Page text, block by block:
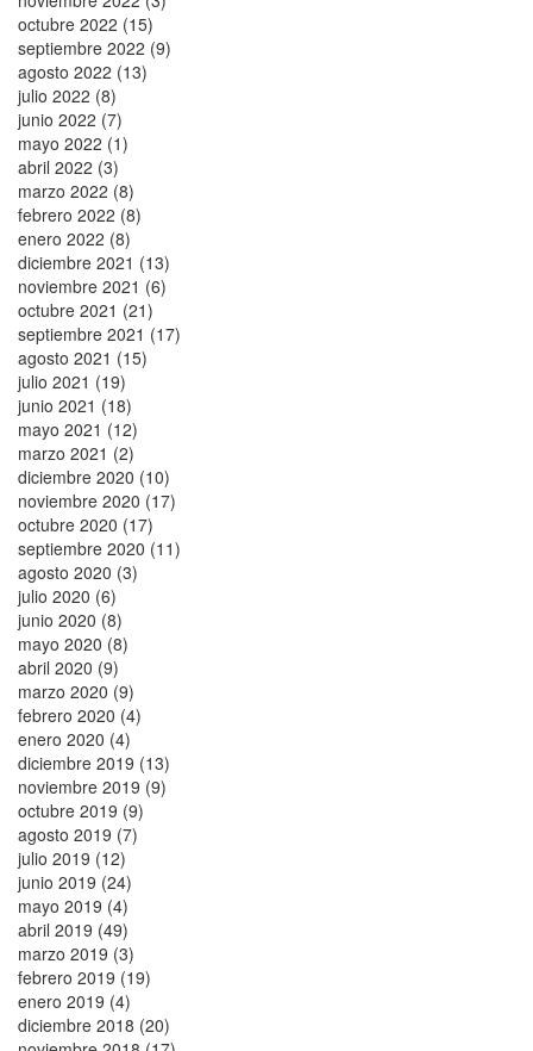
octubre 2022 (15)
septiembre 2022 (9)
agosto 2022 (13)
julio 2022 (8)
junio 2022 (7)
mayo 2022 (1)
abril 2022 (3)
marzo 2022 (8)
febrero 2022 (8)
enero 2022 (8)
diciembre 2021 (13)
noviembre 2021 (6)
octubre 2021 (21)
septiembre 2021 (17)
agosto 2021 (15)
julio 2021 (19)
junio 2021 (18)
mayo 2021 (12)
marzo 2021 (2)
diciembre 2020 (10)
noviembre 2020 (17)
octubre 2020 (17)
septiembre 2020 (11)
agosto 2020 (3)
julio 2020 (6)
junio 2020 (8)
mayo 2020 (8)
abril 2020 (9)
marzo 2020 (9)
febrero 2020 (4)
enero 2020 (4)
diciembre 2019 (13)
noviembre 2019 (9)
octubre 2019 (9)
agosto 2019 (7)
julio 2019 (12)
junio 2019 (24)
mayo 2019 (4)
abril 2019 (49)
marzo 2019 (3)
febrero 2019 (19)
enero 2019 (4)
diciembre 2018 (20)